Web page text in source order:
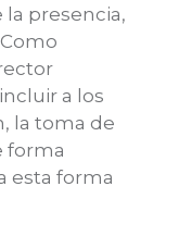
la presencia,
a los
la toma de
forma
esta forma